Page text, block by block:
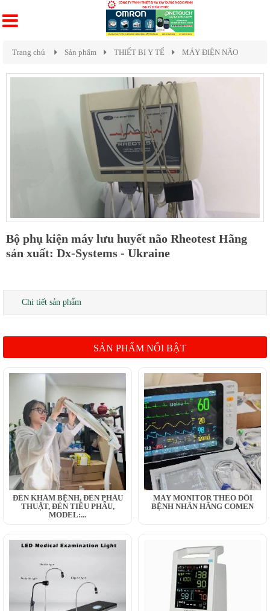
Trang chủ Sản phẩm THIẾT BỊ Y TẾ MÁY ĐIỆN NÃO
Bộ phụ kiện máy lưu huyết não Rheotest Hãng
sản xuất: Dx-Systems - Ukraine
Chi tiết sản phẩm
SẢN PHẨM NỔI BẬT
ĐÈN KHÁM BỆNH, ĐÈN PHẪU
THUẬT, ĐÈN TIỂU PHẪU,
MODEL:...
MÁY MONITOR THEO DÕI
BỆNH NHÂN HÃNG COMEN